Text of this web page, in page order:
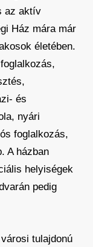
az aktív
Ház mára már
életében.
és
nyári
foglalkozás,
A házban
helyiségek
pedig
tulajdonú